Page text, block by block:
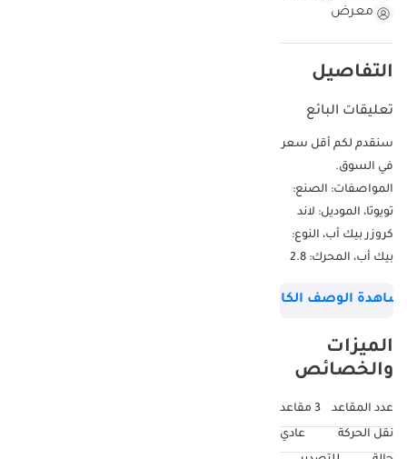
معرض
التفاصيل
تعليقات البائع
سنقدم لكم أقل سعر
في السوق.
المواصفات: الصنع:
تويوتا، الموديل: لاند
كروزر بيك أب، النوع:
بيك أب، المحرك: 2.8
السيارة: SCDTMF.
ويسعدني
مساعدتكم. لمزيد من
عبر واتساب. شركة
الوصف الكامل
الميزات
والخصائص
عدد المقاعد
3 مقاعد
نقل الحركة
عادي